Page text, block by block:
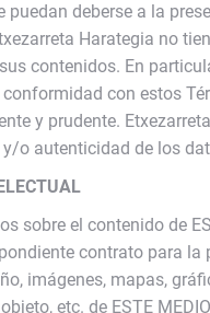
puedan deberse a la
Harategia no
contenidos. En
con estos
y prudente.
o autenticidad de los
sobre el contenido de
contrato para
imágenes, mapas,
etc. de ESTE